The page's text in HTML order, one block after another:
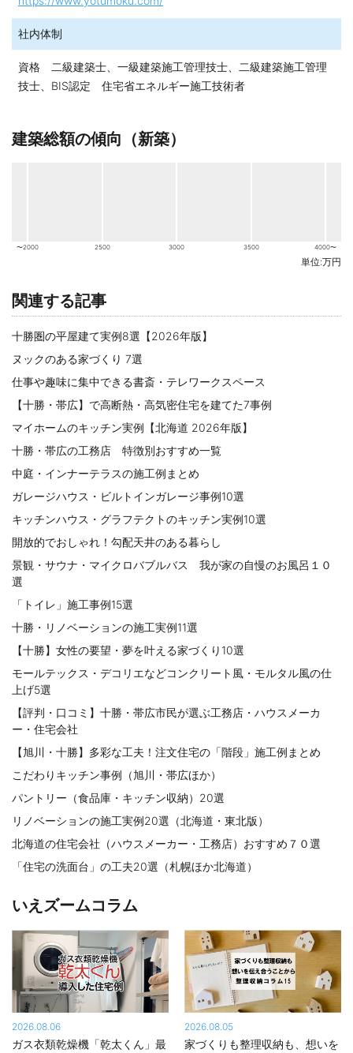
社内体制
資格 二級建築士、一級建築施工管理技士、二級建築施工管理
技士、BIS認定 住宅省エネルギー施工技術者
建築総額の傾向（新築）
〜2000 2500 3000 3500 4000〜
単位:万円
関連する記事
十勝圏の平屋建て実例8選【2026年版】
ヌックのある家づくり 7選
仕事や趣味に集中できる書斎・テレワークスペース
【十勝・帯広】で高断熱・高気密住宅を建てた7事例
マイホームのキッチン実例【北海道 2026年版】
十勝・帯広の工務店 特徴別おすすめ一覧
中庭・インナーテラスの施工例まとめ
ガレージハウス・ビルトインガレージ事例10選
キッチンハウス・グラフテクトのキッチン実例10選
開放的でおしゃれ！勾配天井のある暮らし
景観・サウナ・マイクロバブルバス 我が家の自慢のお風呂１０
選
「トイレ」施工事例15選
十勝・リノベーションの施工実例11選
【十勝】女性の要望・夢を叶える家づくり10選
モールテックス・デコリエなどコンクリート風・モルタル風の仕
上げ5選
【評判・口コミ】十勝・帯広市民が選ぶ工務店・ハウスメーカ
ー・住宅会社
【旭川・十勝】多彩な工夫！注文住宅の「階段」施工例まとめ
こだわりキッチン事例（旭川・帯広ほか）
パントリー（食品庫・キッチン収納）20選
リノベーションの施工実例20選（北海道・東北版）
北海道の住宅会社（ハウスメーカー・工務店）おすすめ７０選
「住宅の洗面台」の工夫20選（札幌ほか北海道）
いえズームコラム
2026.08.06
ガス衣類乾燥機「乾太くん」最
2026.08.05
家づくりも整理収納も、想いを